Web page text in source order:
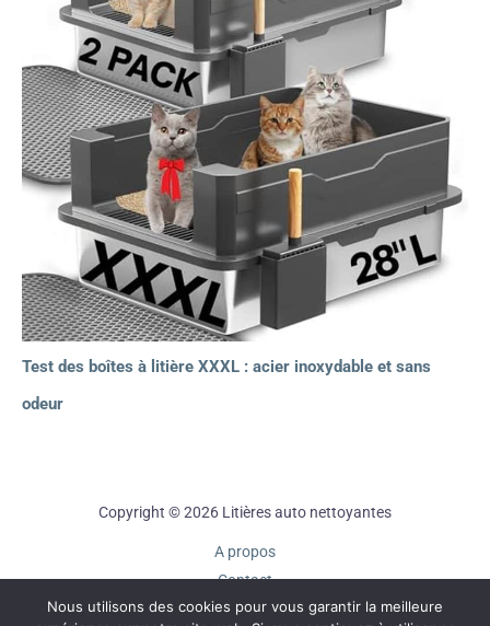
Test des boîtes à litière XXXL : acier inoxydable et sans
odeur
Copyright © 2026 Litières auto nettoyantes
A propos
Contact
Plan du site
Nous utilisons des cookies pour vous garantir la meilleure